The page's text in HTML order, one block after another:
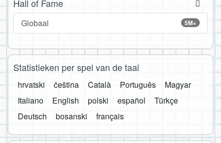
Hall of Fame
5M+
Globaal
Statistieken per spel van de taal
hrvatski čeština Català Português
Magyar
Italiano
English polski español
Türkçe
Deutsch
bosanski français